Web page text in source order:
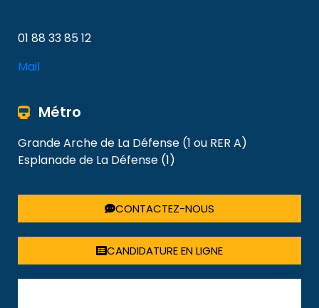
01 88 33 85 12
Mail
Métro
Grande Arche de La Défense (1 ou RER A)
Esplanade de La Défense (1)
CONTACTEZ-NOUS
CANDIDATURE EN LIGNE